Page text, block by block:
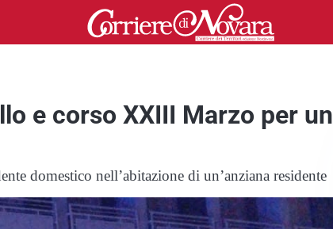
e corso XXIII Marzo per un
domestico nell’abitazione di un’anziana residente